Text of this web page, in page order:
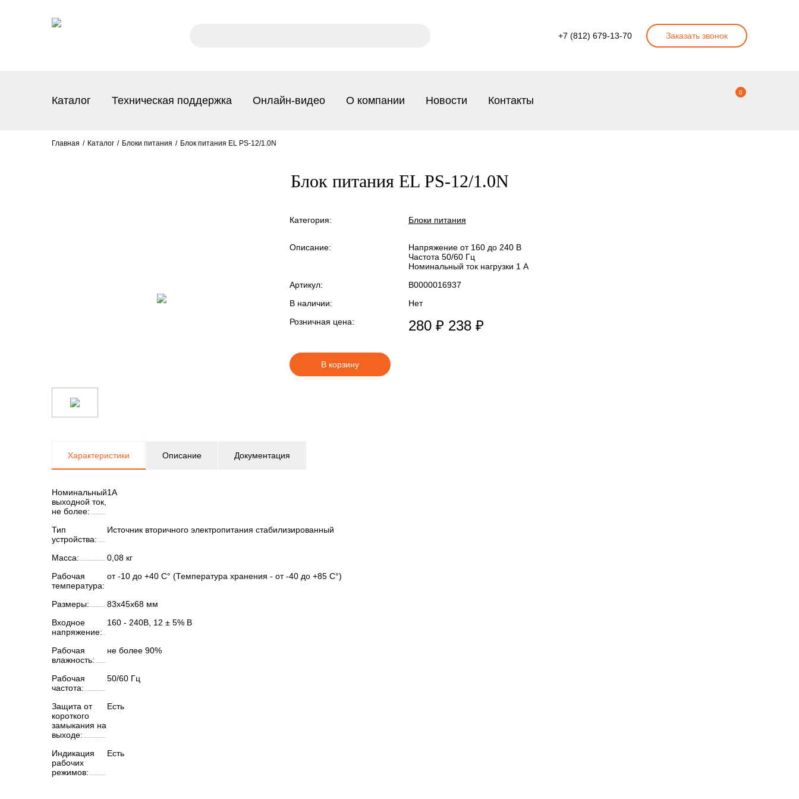
+7 (812) 679-13-70 Заказать звонок
Каталог Техническая поддержка Онлайн-видео О компании Новости Контакты
0
Главная Каталог Блоки питания Блок питания EL PS-12/1.0N
Блок питания EL PS-12/1.0N
Категория: Блоки питания
Описание:
Напряжение от 160 до 240 В
Частота 50/60 Гц
Номинальный ток нагрузки 1 A
Артикул:
В0000016937
В наличии:
Нет
Розничная цена:
280 ₽ 238 ₽
В корзину
Характеристики Описание Документация
Номинальный
выходной ток,
не более:
1А
Тип
устройства:
Источник вторичного электропитания стабилизированный
Масса:
0,08 кг
Рабочая
температура:
от -10 до +40 С° (Температура хранения - от -40 до +85 С°)
Размеры:
83x45x68 мм
Входное
напряжение:
160 - 240В, 12 ± 5% В
Рабочая
влажность:
не более 90%
Рабочая
частота:
50/60 Гц
Защита от
короткого
замыкания на
выходе:
Есть
Индикация
рабочих
режимов:
Есть